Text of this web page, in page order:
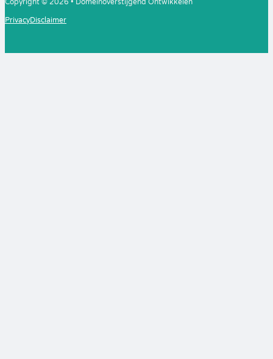
Copyright © 2026 • Domeinoverstijgend Ontwikkelen
PrivacyDisclaimer